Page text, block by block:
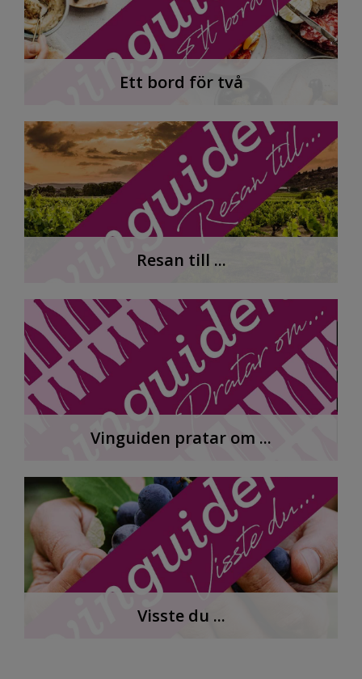
Ett bord för två
Resan till ...
Vinguiden pratar om ...
Visste du ...